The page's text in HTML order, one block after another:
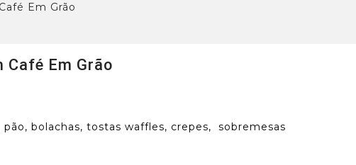
Em Grão
Café Em Grão
bolachas, tostas waffles, crepes, sobremesas